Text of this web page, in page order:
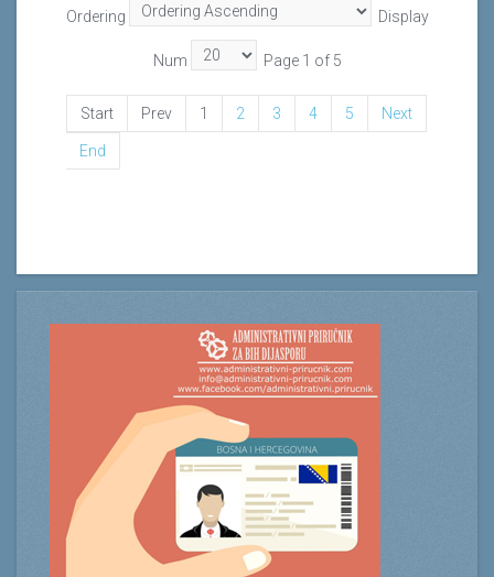
Ordering Display
Num Page 1 of 5
Start Prev 1 2 3 4 5 Next
End